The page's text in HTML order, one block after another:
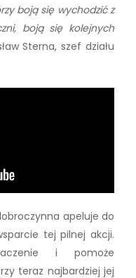
boją się wychodzić z
boją się kolejnych
Sterna, szef działu
apeluje do
tej pilnej akcji.
i pomoże
teraz najbardziej jej